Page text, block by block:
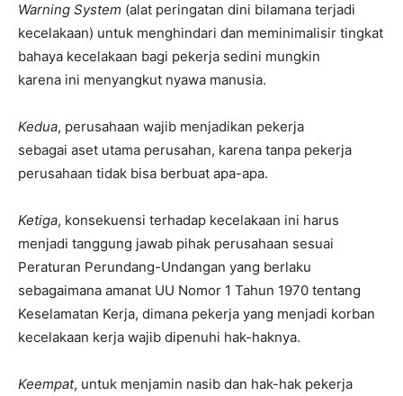
Warning System (alat peringatan dini bilamana terjadi
kecelakaan) untuk menghindari dan meminimalisir tingkat
bahaya kecelakaan bagi pekerja sedini mungkin
karena ini menyangkut nyawa manusia.
Kedua, perusahaan wajib menjadikan pekerja
sebagai aset utama perusahan, karena tanpa pekerja
perusahaan tidak bisa berbuat apa-apa.
Ketiga, konsekuensi terhadap kecelakaan ini harus
menjadi tanggung jawab pihak perusahaan sesuai
Peraturan Perundang-Undangan yang berlaku
sebagaimana amanat UU Nomor 1 Tahun 1970 tentang
Keselamatan Kerja, dimana pekerja yang menjadi korban
kecelakaan kerja wajib dipenuhi hak-haknya.
Keempat, untuk menjamin nasib dan hak-hak pekerja